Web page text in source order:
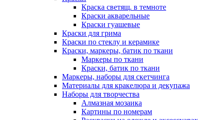
Краска светящ. в темноте
Краски акварельные
Краски гуашевые
Краски для грима
Краски по стеклу и керамике
Краски, маркеры, батик по ткани
Маркеры по ткани
Краски, батик по ткани
Маркеры, наборы для скетчинга
Материалы для кракелюра и декупажа
Наборы для творчества
Алмазная мозаика
Картины по номерам